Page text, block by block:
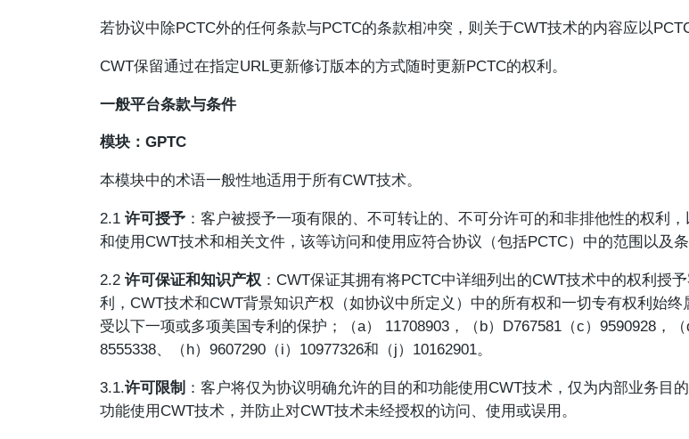
若协议中除PCTC外的任何条款与PCTC的条款相冲突，则关于CWT技术的内容应以
CWT保留通过在指定URL更新修订版本的方式随时更新PCTC的权利。
一般平台条款与条件
模块：GPTC
本模块中的术语一般性地适用于所有CWT技术。
2.1 许可授予 ：客户被授予一项有限的、不可转让的、不可分许可的和非排他性的权利
和使用CWT技术和相关文件，该等访问和使用应符合协议（包括PCTC）中的范围以及条
2.2 许可保证和知识产权 ：CWT保证其拥有将PCTC中详细列出的CWT技术中的权利授
利，CWT技术和CWT背景知识产权（如协议中所定义）中的所有权和一切专有权利始
受以下一项或多项美国专利的保护；（a） 11708903，（b）D767581（c）9590928，
8555338、（h）9607290（i）10977326和（j）10162901。
3.1.许可限制 ：客户将仅为协议明确允许的目的和功能使用CWT技术，仅为内部业务目
功能使用CWT技术，并防止对CWT技术未经授权的访问、使用或误用。